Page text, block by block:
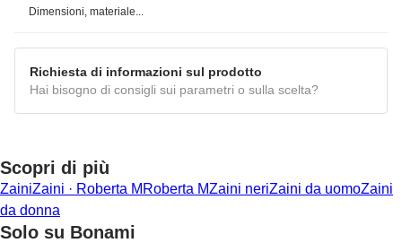
Dimensioni, materiale...
Richiesta di informazioni sul prodotto
Hai bisogno di consigli sui parametri o sulla scelta?
Scopri di più
ZainiZaini · Roberta M Roberta MZaini neriZaini da uomoZaini
da donna
Solo su Bonami